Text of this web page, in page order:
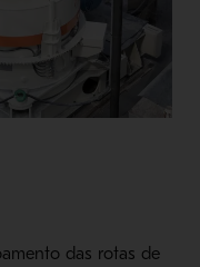
das rotas de